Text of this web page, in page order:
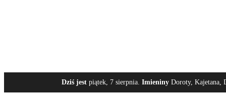
Dziś jest piątek, 7 sierpnia. Imieniny Doroty, Kajetana,